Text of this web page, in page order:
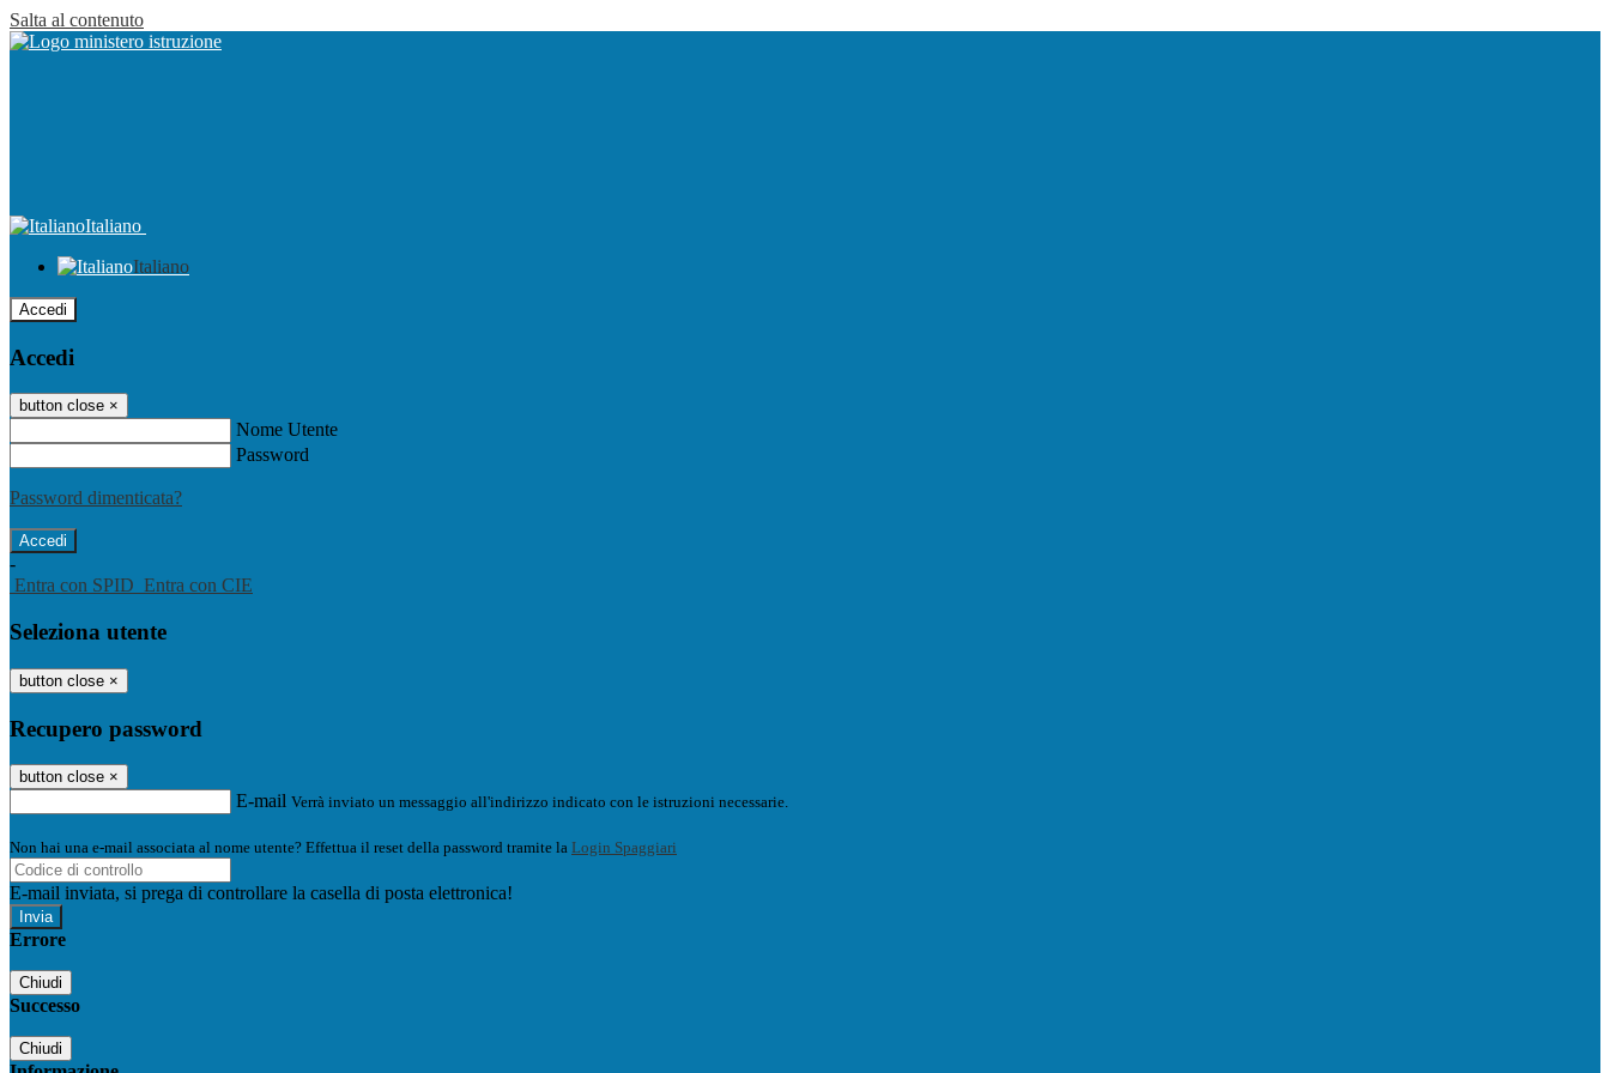
Salta al contenuto
Italiano
Italiano
Accedi
Accedi
button close ×
Nome Utente
Password
Password dimenticata?
-
Entra con SPID Entra con CIE
Seleziona utente
button close ×
Recupero password
button close ×
E-mail Verrà inviato un messaggio all'indirizzo indicato con le istruzioni necessarie.
Non hai una e-mail associata al nome utente? Effettua il reset della password tramite la Login Spaggiari
E-mail inviata, si prega di controllare la casella di posta elettronica!
Errore
Chiudi
Successo
Chiudi